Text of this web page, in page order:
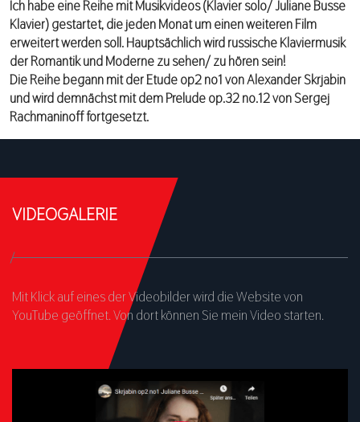
Ich habe eine Reihe mit Musikvideos (Klavier solo/ Juliane Busse
Klavier) gestartet, die jeden Monat um einen weiteren Film
erweitert werden soll. Hauptsächlich wird russische Klaviermusik
der Romantik und Moderne zu sehen/ zu hören sein!
Die Reihe begann mit der Etude op2 no1 von Alexander Skrjabin
und wird demnächst mit dem Prelude op.32 no.12 von Sergej
Rachmaninoff fortgesetzt.
VIDEOGALERIE
Mit Klick auf eines der Videobilder wird die Website von
YouTube geöffnet. Von dort können Sie mein Video starten.